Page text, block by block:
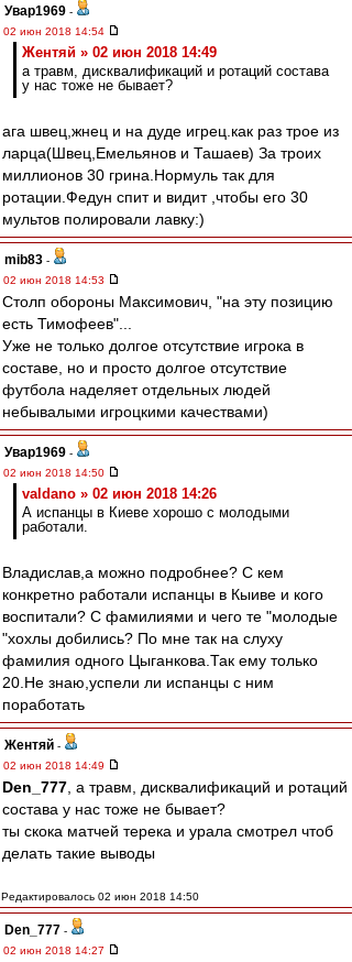
Увар1969 -
02 июн 2018 14:54
Жентяй » 02 июн 2018 14:49
а травм, дисквалификаций и ротаций состава
у нас тоже не бывает?
ага швец,жнец и на дуде игрец.как раз трое из
ларца(Швец,Емельянов и Ташаев) За троих
миллионов 30 грина.Нормуль так для
ротации.Федун спит и видит ,чтобы его 30
мультов полировали лавку:)
mib83 -
02 июн 2018 14:53
Столп обороны Максимович, "на эту позицию
есть Тимофеев"...
Уже не только долгое отсутствие игрока в
составе, но и просто долгое отсутствие
футбола наделяет отдельных людей
небывалыми игроцкими качествами)
Увар1969 -
02 июн 2018 14:50
valdano » 02 июн 2018 14:26
А испанцы в Киеве хорошо с молодыми
работали.
Владислав,а можно подробнее? С кем
конкретно работали испанцы в Кыиве и кого
воспитали? С фамилиями и чего те "молодые
"хохлы добились? По мне так на слуху
фамилия одного Цыганкова.Так ему только
20.Не знаю,успели ли испанцы с ним
поработать
Жентяй -
02 июн 2018 14:49
Den_777 , а травм, дисквалификаций и ротаций
состава у нас тоже не бывает?
ты скока матчей терека и урала смотрел чтоб
делать такие выводы
Редактировалось 02 июн 2018 14:50
Den_777 -
02 июн 2018 14:27